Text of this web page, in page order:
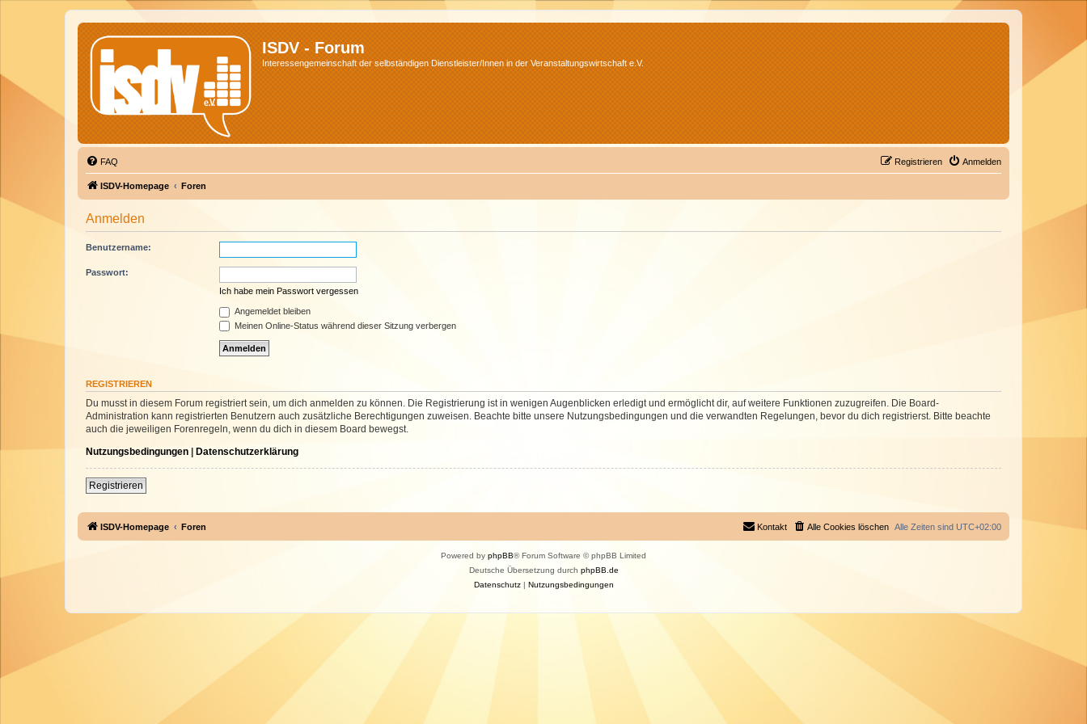
ISDV - Forum
Interessengemeinschaft der selbständigen Dienstleister/Innen in der Veranstaltungswirtschaft e.V.
FAQ Anmelden
Registrieren
ISDV-Homepage Foren
Anmelden
Benutzername:
Passwort:
Ich habe mein Passwort vergessen
Angemeldet bleiben
Meinen Online-Status während dieser Sitzung verbergen
REGISTRIEREN
Du musst in diesem Forum registriert sein, um dich anmelden zu können. Die Registrierung ist in wenigen Augenblicken erledigt und ermöglicht dir, auf weitere Funktionen zuzugreifen. Die Board-
Administration kann registrierten Benutzern auch zusätzliche Berechtigungen zuweisen. Beachte bitte unsere Nutzungsbedingungen und die verwandten Regelungen, bevor du dich registrierst. Bitte beachte
auch die jeweiligen Forenregeln, wenn du dich in diesem Board bewegst.
Nutzungsbedingungen | Datenschutzerklärung
Registrieren
ISDV-Homepage Foren Alle Zeiten sind UTC+02:00
Alle Cookies löschen
Kontakt
Powered by phpBB® Forum Software © phpBB Limited
Deutsche Übersetzung durch phpBB.de
Datenschutz| Nutzungsbedingungen